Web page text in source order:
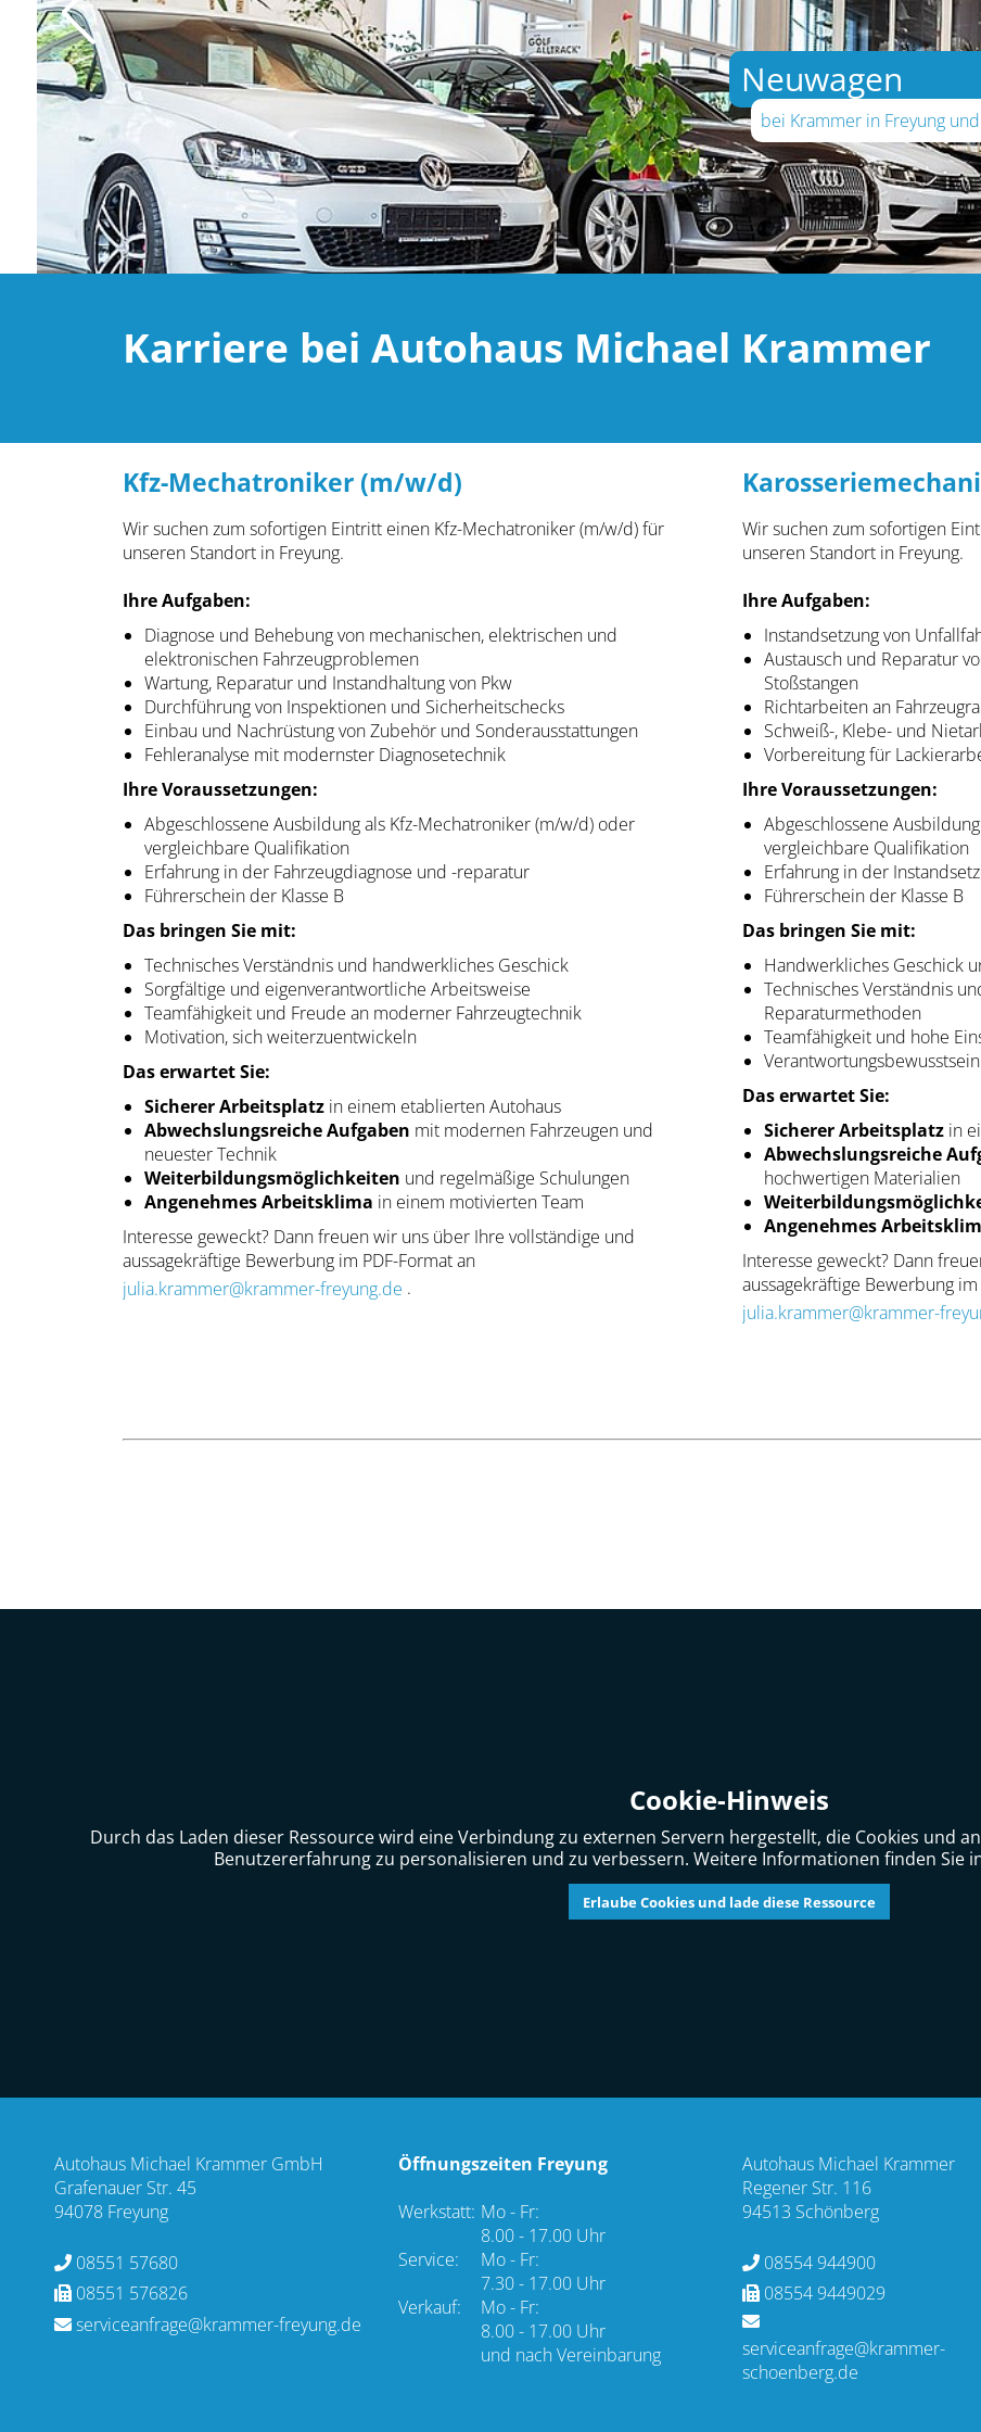
Neuwagen
bei Krammer in Freyung
Karriere bei Autohaus Michael Krammer
Kfz-Mechatroniker (m/w/d)
Wir suchen zum sofortigen Eintritt einen Kfz-Mechatroniker (m/w/d) für
unseren Standort in Freyung.
Ihre Aufgaben:
Diagnose und Behebung von mechanischen, elektrischen und
elektronischen Fahrzeugproblemen
Wartung, Reparatur und Instandhaltung von Pkw
Durchführung von Inspektionen und Sicherheitschecks
Einbau und Nachrüstung von Zubehör und Sonderausstattungen
Fehleranalyse mit modernster Diagnosetechnik
Ihre Voraussetzungen:
Abgeschlossene Ausbildung als Kfz-Mechatroniker (m/w/d) oder
vergleichbare Qualifikation
Erfahrung in der Fahrzeugdiagnose und -reparatur
Führerschein der Klasse B
Das bringen Sie mit:
Technisches Verständnis und handwerkliches Geschick
Sorgfältige und eigenverantwortliche Arbeitsweise
Teamfähigkeit und Freude an moderner Fahrzeugtechnik
Motivation, sich weiterzuentwickeln
Das erwartet Sie:
Sicherer Arbeitsplatzin einem etablierten Autohaus
Abwechslungsreiche Aufgaben mit modernen Fahrzeugen und
neuester Technik
Weiterbildungsmöglichkeiten und regelmäßige Schulungen
Angenehmes Arbeitsklima in einem motivierten Team
Interesse geweckt? Dann freuen wir uns über Ihre vollständige und
aussagekräftige Bewerbung im PDF-Format an
julia.krammer@krammer-freyung.de .
Wir suchen zum sofortigen
unseren Standort in Freyung.
Ihre Aufgaben:
Instandsetzung von
Austausch und Reparatur
Stoßstangen
Richtarbeiten an
Schweiß-, Klebe- und
Vorbereitung für
Ihre Voraussetzungen:
Abgeschlossene
vergleichbare Qualifikation
Erfahrung in der
Führerschein der Klasse B
Das bringen Sie mit:
Handwerkliches Geschick
Technisches Verständnis
Reparaturmethoden
Teamfähigkeit und hohe
Das erwartet Sie:
Sicherer Arbeitsplatzin
Abwechslungsreiche
hochwertigen Materialien
Angenehmes
Interesse geweckt? Dann
aussagekräftige Bewerbung im
julia.krammer@krammer-
Cookie-Hinweis
Durch das Laden dieser Ressource wird eine Verbindung zu externen Servern hergestellt, die Cookies und
Benutzererfahrung zu personalisieren und zu verbessern. Weitere Informationen finden Sie
Erlaube Cookies und lade diese Ressource
Autohaus Michael Krammer
Regener Str. 116
94513 Schönberg
08554 944900
08554 9449029
serviceanfrage@krammer-
schoenberg.de
Öffnungszeiten Freyung
Werkstatt: Mo - Fr:
8.00 - 17.00 Uhr
Service:
Mo - Fr:
7.30 - 17.00 Uhr
Verkauf:
Mo - Fr:
8.00 - 17.00 Uhr
und nach Vereinbarung
Autohaus Michael Krammer GmbH
Grafenauer Str. 45
94078 Freyung
08551 57680
08551 576826
serviceanfrage@krammer-freyung.de